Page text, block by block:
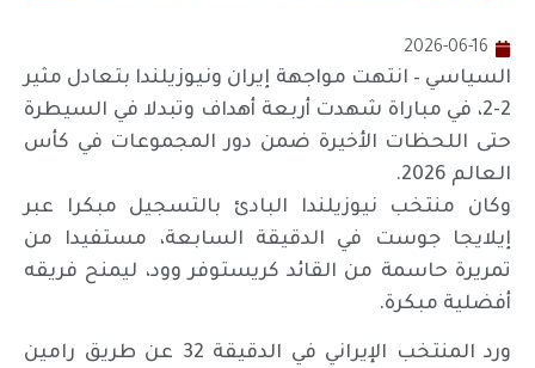
2026-06-16
السياسي – انتهت مواجهة إيران ونيوزيلندا بتعادل مثير
2-2، في مباراة شهدت أربعة أهداف وتبدلا في السيطرة
حتى اللحظات الأخيرة ضمن دور المجموعات في كأس
العالم 2026.
وكان منتخب نيوزيلندا البادئ بالتسجيل مبكرا عبر
إيلايجا جوست في الدقيقة السابعة، مستفيدا من
تمريرة حاسمة من القائد كريستوفر وود، ليمنح فريقه
أفضلية مبكرة.
ورد المنتخب الإيراني في الدقيقة 32 عن طريق رامين